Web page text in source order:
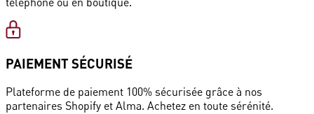
PAIEMENT SÉCURISÉ
Plateforme de paiement 100% sécurisée grâce à nos
partenaires Shopify et Alma. Achetez en toute sérénité.